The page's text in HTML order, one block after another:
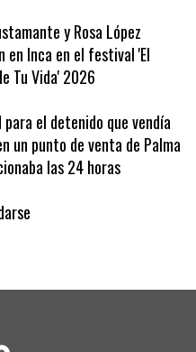
y Rosa López
en Inca en el festival 'El
Tu Vida' 2026
el detenido que vendía
un punto de venta de Palma
las 24 horas